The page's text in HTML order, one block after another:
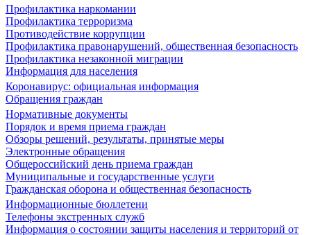
Профилактика наркомании
Профилактика терроризма
Противодействие коррупции
Профилактика правонарушений, общественная безопасность
Профилактика незаконной миграции
Информация для населения
Коронавирус: официальная информация
Обращения граждан
Нормативные документы
Порядок и время приема граждан
Обзоры решений, результаты, принятые меры
Электронные обращения
Общероссийский день приема граждан
Муниципальные и государственные услуги
Гражданская оборона и общественная безопасность
Информационные бюллетени
Телефоны экстренных служб
Информация о состоянии защиты населения и территорий от